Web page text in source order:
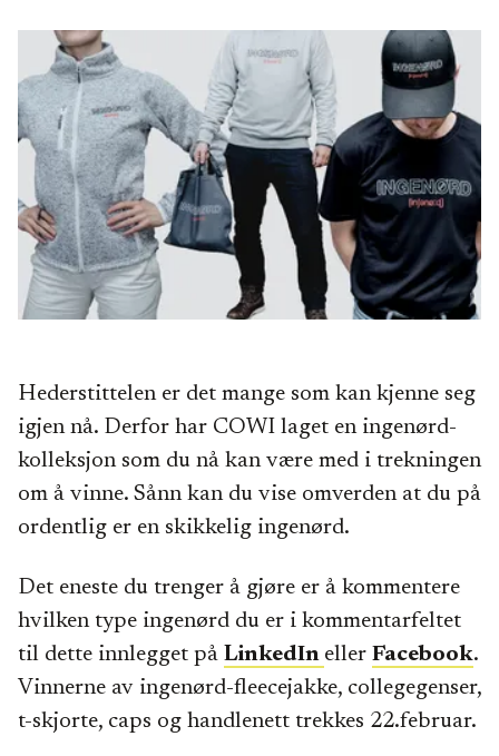
Hederstittelen er det mange som kan kjenne seg
igjen nå. Derfor har COWI laget en ingenørd-
kolleksjon som du nå kan være med i trekningen
om å vinne. Sånn kan du vise omverden at du på
ordentlig er en skikkelig ingenørd.
Det eneste du trenger å gjøre er å kommentere
hvilken type ingenørd du er i kommentarfeltet
til dette innlegget på LinkedIn eller Facebook.
Vinnerne av ingenørd-fleecejakke, collegegenser,
t-skjorte, caps og handlenett trekkes 22.februar.